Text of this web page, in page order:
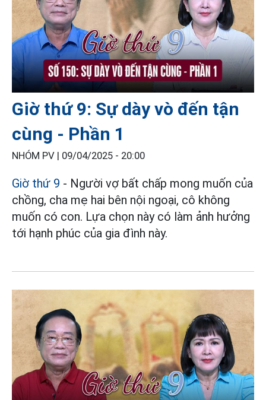
Giờ thứ 9: Sự dày vò đến tận
cùng - Phần 1
NHÓM PV | 09/04/2025 - 20:00
Giờ thứ 9 - Người vợ bất chấp mong muốn của
chồng, cha mẹ hai bên nội ngoại, cô không
muốn có con. Lựa chọn này có làm ảnh hưởng
tới hạnh phúc của gia đình này.